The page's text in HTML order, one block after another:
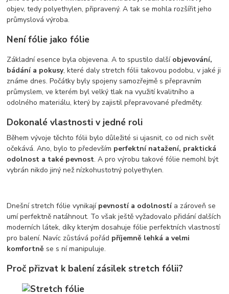
objev, tedy polyethylen, připravený. A tak se mohla rozšířit jeho
průmyslová výroba.
Není fólie jako fólie
Základní esence byla objevena. A to spustilo další objevování,
bádání a pokusy, které daly stretch fólii takovou podobu, v jaké ji
známe dnes. Počátky byly spojeny samozřejmě s přepravním
průmyslem, ve kterém byl velký tlak na využití kvalitního a
odolného materiálu, který by zajistil přepravované předměty.
Dokonalé vlastnosti v jedné roli
Během vývoje těchto fólii bylo důležité si ujasnit, co od nich svět
očekává. Ano, bylo to především perfektní natažení, praktická
odolnost a také pevnost. A pro výrobu takové fólie nemohl být
vybrán nikdo jiný než nízkohustotný polyethylen.
Dnešní stretch fólie vynikají pevností a odolnostía zároveň se
umí perfektně natáhnout. To však ještě vyžadovalo přidání dalších
moderních látek, díky kterým dosahuje fólie perfektních vlastností
pro balení. Navíc zůstává pořád příjemně lehká a velmi
komfortně se s ní manipuluje.
Proč přizvat k balení zásilek stretch fólii?